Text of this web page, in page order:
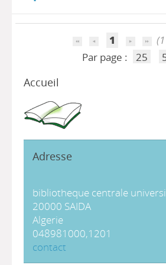
1
Par page :
25
Accueil
Adresse
bibliotheque centrale
20000 SAIDA
Algerie
048981000,1201
contact